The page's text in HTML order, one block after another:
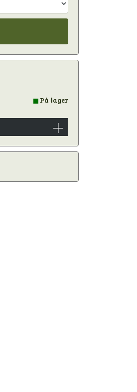
På lager